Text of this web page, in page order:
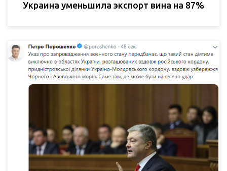
Украина уменьшила экспорт вина на 87%